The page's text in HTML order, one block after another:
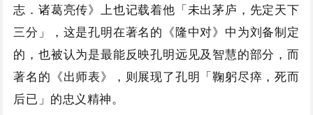
志．诸葛亮传》上也记载着他「未出茅庐，先定天下
三分」，这是孔明在著名的《隆中对》中为刘备制定
的，也被认为是最能反映孔明远见及智慧的部分，而
著名的《出师表》，则展现了孔明「鞠躬尽瘁，死而
后已」的忠义精神。